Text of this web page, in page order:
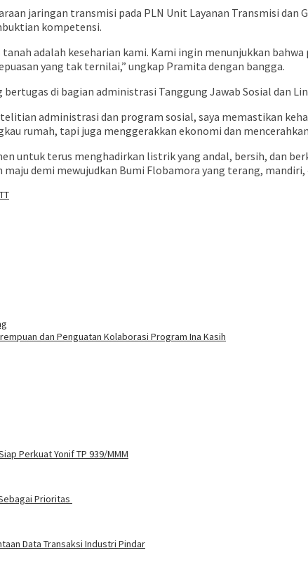
jaringan transmisi pada PLN Unit Layanan Transmisi dan
kompetensi.
adalah keseharian kami. Kami ingin menunjukkan
yang tak ternilai,” ungkap Pramita dengan bangga.
di bagian administrasi Tanggung Jawab Sosial dan
administrasi dan program sosial, saya memastikan
rumah, tapi juga menggerakkan ekonomi dan
untuk terus menghadirkan listrik yang andal, bersih, dan
demi mewujudkan Bumi Flobamora yang terang, mandiri,
dan Penguatan Kolaborasi Program Ina Kasih
Perkuat Yonif TP 939/MMM
Prioritas
Data Transaksi Industri Pindar